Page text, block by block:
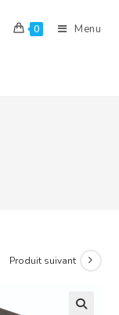
0 Menu
Produit suivant